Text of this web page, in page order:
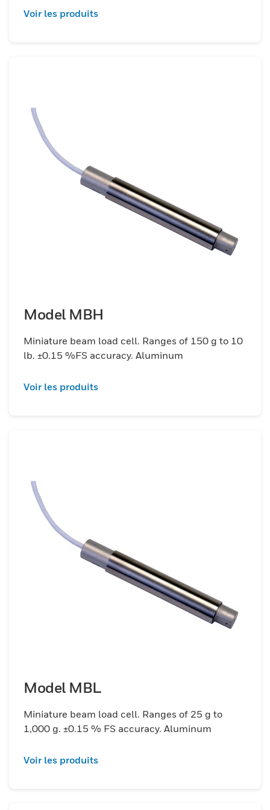
Voir les produits
Model MBH
Miniature beam load cell. Ranges of 150 g to 10
lb. ±0.15 %FS accuracy. Aluminum
Voir les produits
Model MBL
Miniature beam load cell. Ranges of 25 g to
1,000 g. ±0.15 % FS accuracy. Aluminum
Voir les produits